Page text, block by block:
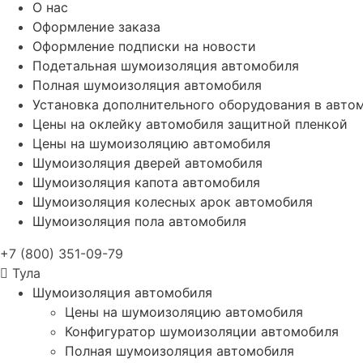
О нас
Оформление заказа
Оформление подписки на новости
Подетальная шумоизоляция автомобиля
Полная шумоизоляция автомобиля
Установка дополнительного оборудования в
Цены на оклейку автомобиля защитной пленкой
Цены на шумоизоляцию автомобиля
Шумоизоляция дверей автомобиля
Шумоизоляция капота автомобиля
Шумоизоляция колесных арок автомобиля
Шумоизоляция пола автомобиля
+7 (800) 351-09-79
Тула
Шумоизоляция автомобиля
Цены на шумоизоляцию автомобиля
Конфигуратор шумоизоляции автомобиля
Полная шумоизоляция автомобиля